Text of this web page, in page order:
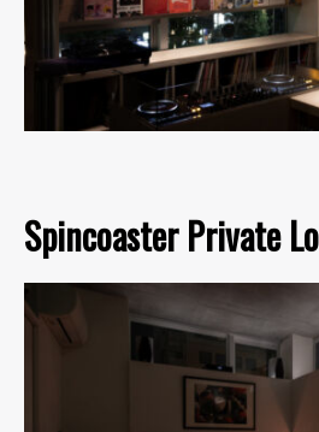
Spincoaster Private